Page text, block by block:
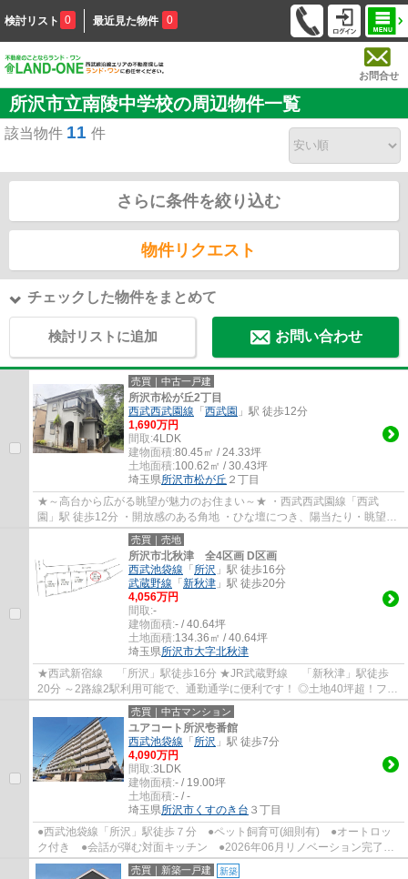
検討リスト 0 最近見た物件 0
お問合せ
所沢市立南陵中学校の周辺物件一覧
該当物件 11 件
さらに条件を絞り込む
物件リクエスト
チェックした物件をまとめて
検討リストに追加 お問い合わせ
売買｜中古一戸建
所沢市松が丘2丁目
西武西武園線 「 西武園 」駅 徒歩12分
1,690万円
間取:4LDK
建物面積:80.45㎡ / 24.33坪
土地面積:100.62㎡ / 30.43坪
埼玉県所沢市松が丘 ２丁目
★～高台から広がる眺望が魅力のお住まい～★ ・西武西武園線「西武
園」駅 徒歩12分 ・開放感のある角地 ・ひな壇につき、陽当たり・眺望良
好 ・カースペース1台可 ・緑豊かな四季折々...
売買｜売地
所沢市北秋津 全4区画 D区画
西武池袋線 「 所沢 」駅 徒歩16分
武蔵野線 「 新秋津 」駅 徒歩20分
4,056万円
間取:-
建物面積:- / 40.64坪
土地面積:134.36㎡ / 40.64坪
埼玉県所沢市大字北秋津
★西武新宿線 「所沢」駅徒歩16分 ★JR武蔵野線 「新秋津」駅徒歩
20分 ～2路線2駅利用可能で、通勤通学に便利です！ ◎土地40坪超！フリ
ープランで建築可能！ ◎建築条件付き土地 ◎間...
売買｜中古マンション
ユアコート所沢壱番館
西武池袋線 「 所沢 」駅 徒歩7分
4,090万円
間取:3LDK
建物面積:- / 19.00坪
土地面積:- / -
埼玉県所沢市 くすのき台 ３丁目
●西武池袋線「所沢」駅徒歩７分 ●ペット飼育可(細則有) ●オートロッ
ク付き ●会話が弾む対面キッチン ●2026年06月リノベーション完了
●全室収納付き ●家事を助ける食洗機付き ●...
売買｜新築一戸建 新築